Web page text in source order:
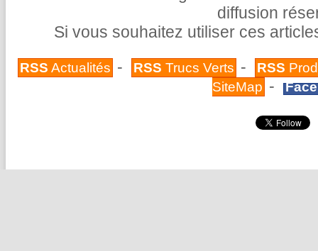
diffusion
Si vous souhaitez utiliser ces
RSS Actualités - RSS Trucs Verts - RSS
SiteMap -